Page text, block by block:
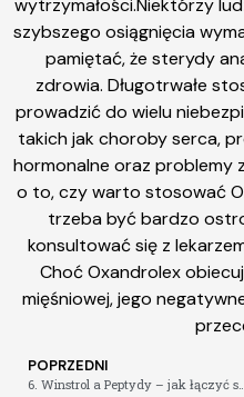
szybszego osiągnięcia
pamiętać, że sterydy
zdrowia. Długotrwałe
prowadzić do wielu
takich jak choroby serca,
hormonalne oraz problemy
o to, czy warto stosować
trzeba być bardzo
konsultować się z
Choć Oxandrolex
mięśniowej, jego
POPRZEDNI